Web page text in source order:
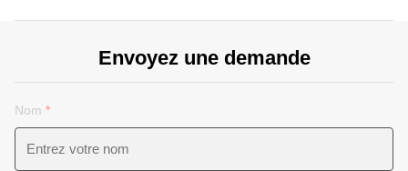
Envoyez une demande
Nom *